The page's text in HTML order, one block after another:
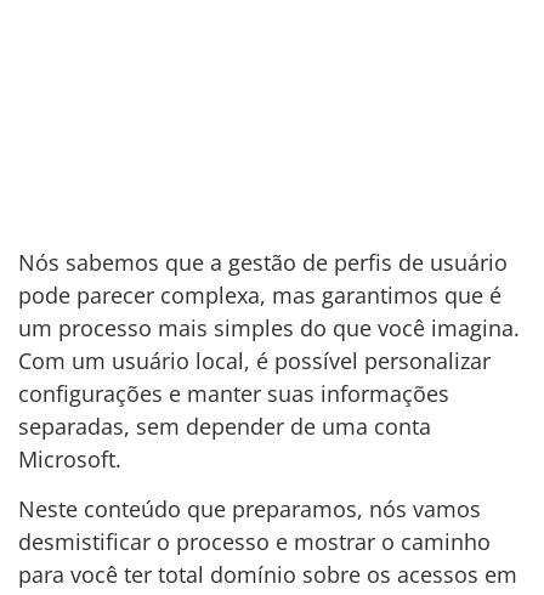
Nós sabemos que a gestão de perfis de usuário
pode parecer complexa, mas garantimos que é
um processo mais simples do que você imagina.
Com um usuário local, é possível personalizar
configurações e manter suas informações
separadas, sem depender de uma conta
Microsoft.
Neste conteúdo que preparamos, nós vamos
desmistificar o processo e mostrar o caminho
para você ter total domínio sobre os acessos em